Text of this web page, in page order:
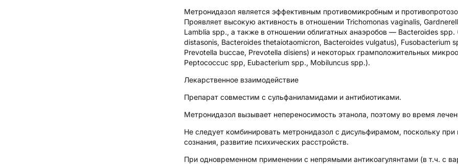
Метронидазол является эффективным противомикробным и
Проявляет высокую активность в отношении Trichomonas vaginalis,
Lamblia spp., а также в отношении облигатных анаэробов — Bacteroides
distasonis, Bacteroides thetaiotaomicron, Bacteroides vulgatus), Fusobacterium
Prevotella buccae, Prevotella disiens) и некоторых грамположительных
Peptococcuc spp, Eubacterium spp., Mobiluncus spp.).
Лекарственное взаимодействие
Препарат совместим с сульфаниламидами и антибиотиками.
Метронидазол вызывает непереносимость этанола, поэтому во время
Не следует комбинировать метронидазол с дисульфирамом, поскольку
сознания, развитие психических расстройств.
При одновременном применении с непрямыми антикоагулянтами (в т.ч. с